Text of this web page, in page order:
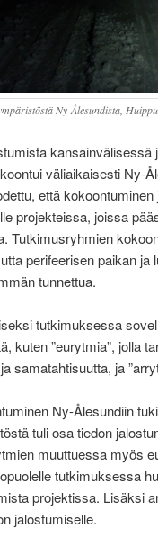
Ny-Ålesundista,
kansainvälisessä
väliaikaisesti Ny-
että
projekteissa, joissa
Tutkimusryhmien
perifeerisen paikan ja
tunnettua.
tutkimuksessa
kuten ”eurytmia”, jolla
samatahtisuutta, ja
Ny-Ålesundiin
tuli osa tiedon
muuttuessa myös
tutkimuksessa
projektissa. Lisäksi
jalostumiselle.